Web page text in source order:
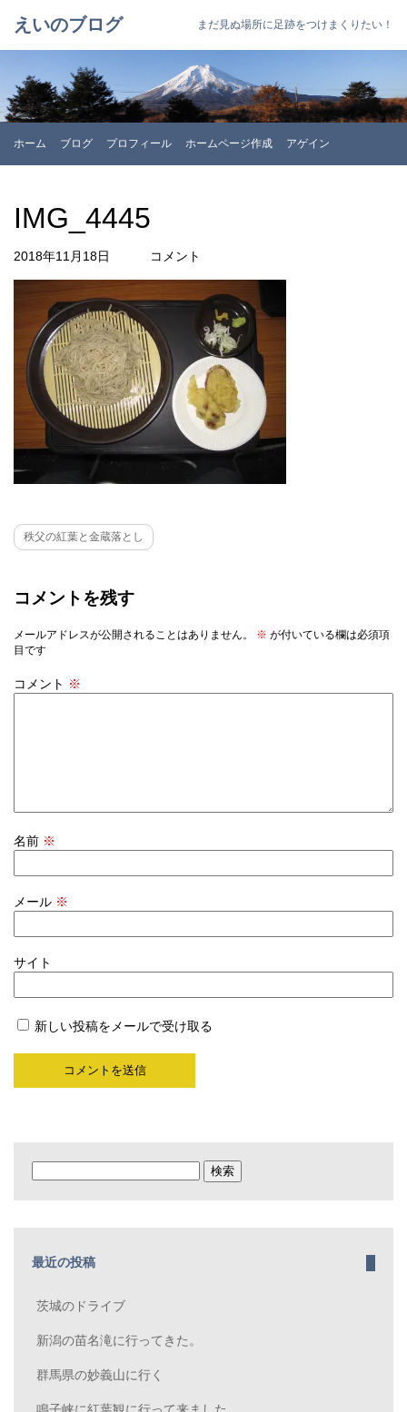
えいのブログ まだ見ぬ場所に足跡をつけまくりたい！
ホーム ブログ プロフィール ホームページ作成 アゲイン
IMG_4445
2018年11月18日 コメント
秩父の紅葉と金蔵落とし
コメントを残す
メールアドレスが公開されることはありません。 ※ が付いている欄は必須項
目です
コメント ※
名前 ※
メール ※
サイト
新しい投稿をメールで受け取る
最近の投稿
茨城のドライブ
新潟の苗名滝に行ってきた。
群馬県の妙義山に行く